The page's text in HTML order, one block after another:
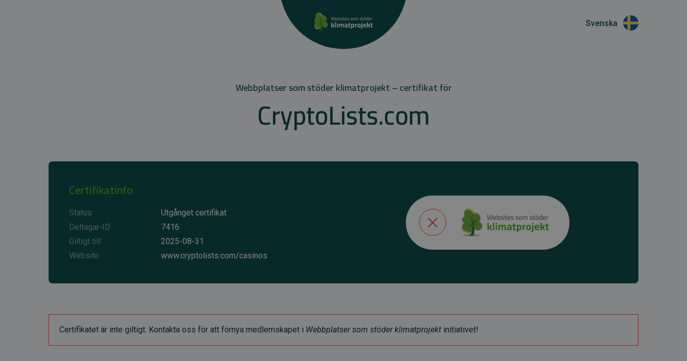
Svenska
Webbplatser som stöder klimatprojekt – certifikat för
CryptoLists.com
Certifikatinfo
Status
Utgånget certifikat
Deltagar-ID
7416
Giltigt till
2025-08-31
Website
www.cryptolists.com/casinos
Certifikatet är inte giltigt. Kontakta oss för att förnya medlemskapet i Webbplatser som stöder klimatprojekt initiativet!